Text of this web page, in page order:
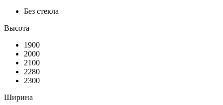
Без стекла
Высота
1900
2000
2100
2280
2300
Ширина